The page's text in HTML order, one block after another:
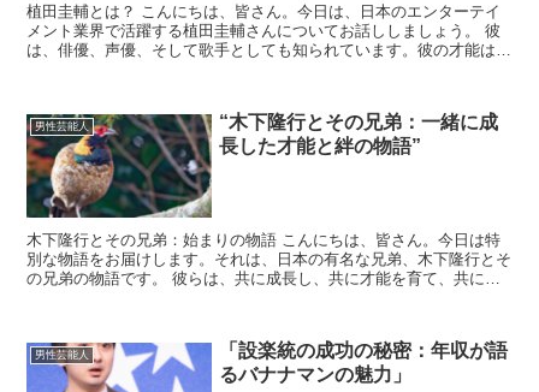
植田圭輔とは？ こんにちは、皆さん。今日は、日本のエンターテイ
メント業界で活躍する植田圭輔さんについてお話ししましょう。 彼
は、俳優、声優、そして歌手としても知られています。彼の才能は広
男性芸能人
“木下隆行とその兄弟：一緒に成
長した才能と絆の物語”
木下隆行とその兄弟：始まりの物語 こんにちは、皆さん。今日は特
別な物語をお届けします。それは、日本の有名な兄弟、木下隆行とそ
の兄弟の物語です。 彼らは、共に成長し、共に才能を育て、共に絆
男性芸能人
「設楽統の成功の秘密：年収が語
るバナナマンの魅力」